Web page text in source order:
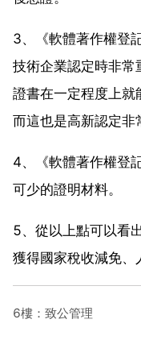
3、《軟體著作權登
技術企業認定時非常
證書在一定程度上就
而這也是高新認定非
4、《軟體著作權登
可少的證明材料。
5、從以上點可以看
獲得國家稅收減免、
6樓：致公管理